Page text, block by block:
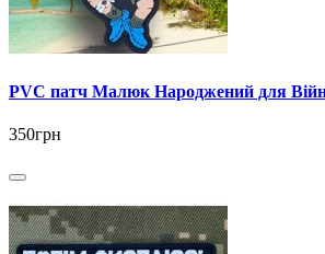
PVC патч Малюк Народжений для
350грн